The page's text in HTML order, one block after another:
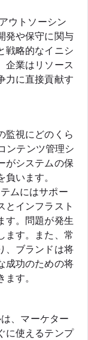
ウトソーシン
発や保守に関与
戦略的なイニシ
企業はリソース
力に直接貢献す
監視にどのくら
ンテンツ管理シ
がシステムの保
います。
ムにはサポー
とインフラスト
す。問題が発生
ます。また、常
、ブランドは将
成功のための将
す。
、マーケター
に使えるテンプ